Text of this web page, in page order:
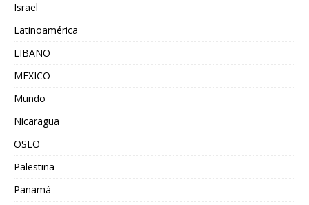
Israel
Latinoamérica
LIBANO
MEXICO
Mundo
Nicaragua
OSLO
Palestina
Panamá